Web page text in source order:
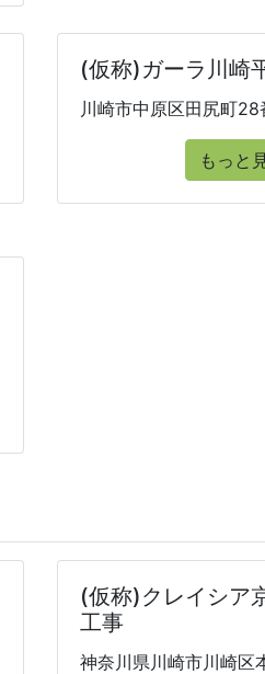
(仮称)ガーラ川崎
川崎市中原区田尻町28
もっと
(仮称)クレイシア
工事
神奈川県川崎市川崎区